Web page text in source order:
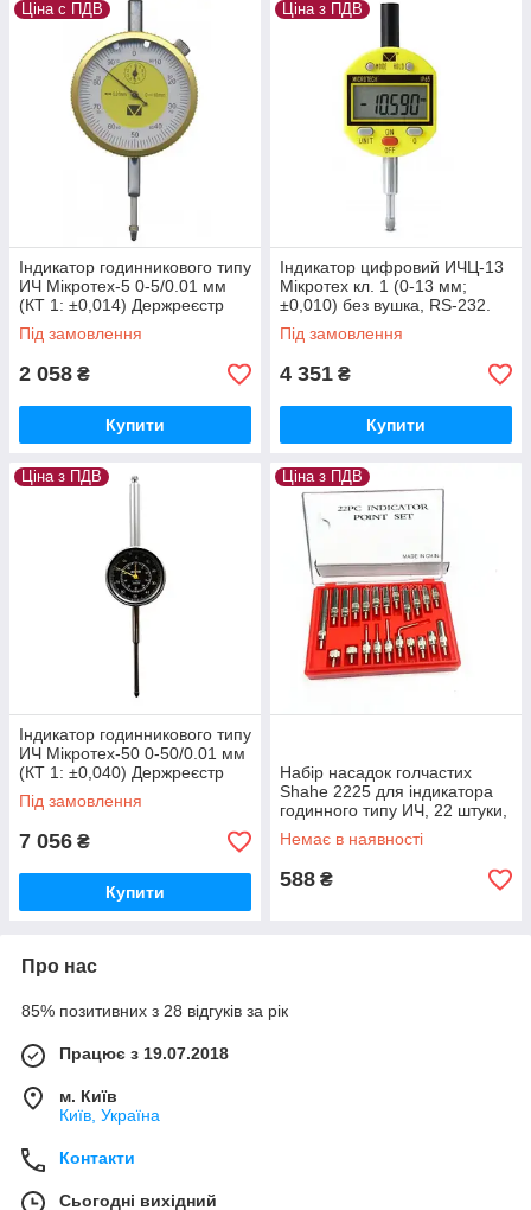
Ціна с ПДВ
Індикатор годинникового типу
ИЧ Мікротех-5 0-5/0.01 мм
(КТ 1: ±0,014) Держреєстр
України №У3071-10
Під замовлення
2 058 ₴
Купити
Ціна з ПДВ
Індикатор цифровий ИЧЦ-13
Мікротех кл. 1 (0-13 мм;
±0,010) без вушка, RS-232.
Держреєстр України
№У3071-10
Під замовлення
4 351 ₴
Купити
Ціна з ПДВ
Індикатор годинникового типу
ИЧ Мікротех-50 0-50/0.01 мм
(КТ 1: ±0,040) Держреєстр
№У1987-95, Україна
Під замовлення
7 056 ₴
Купити
Ціна з ПДВ
Набір насадок голчастих
Shahe 2225 для індикатора
годинного типу ИЧ, 22 штуки,
M2,5 метрична система в
дюймах
Немає в наявності
588 ₴
Про нас
85% позитивних з 28 відгуків за рік
Працює з 19.07.2018
м. Київ
Київ, Україна
Контакти
Сьогодні вихідний